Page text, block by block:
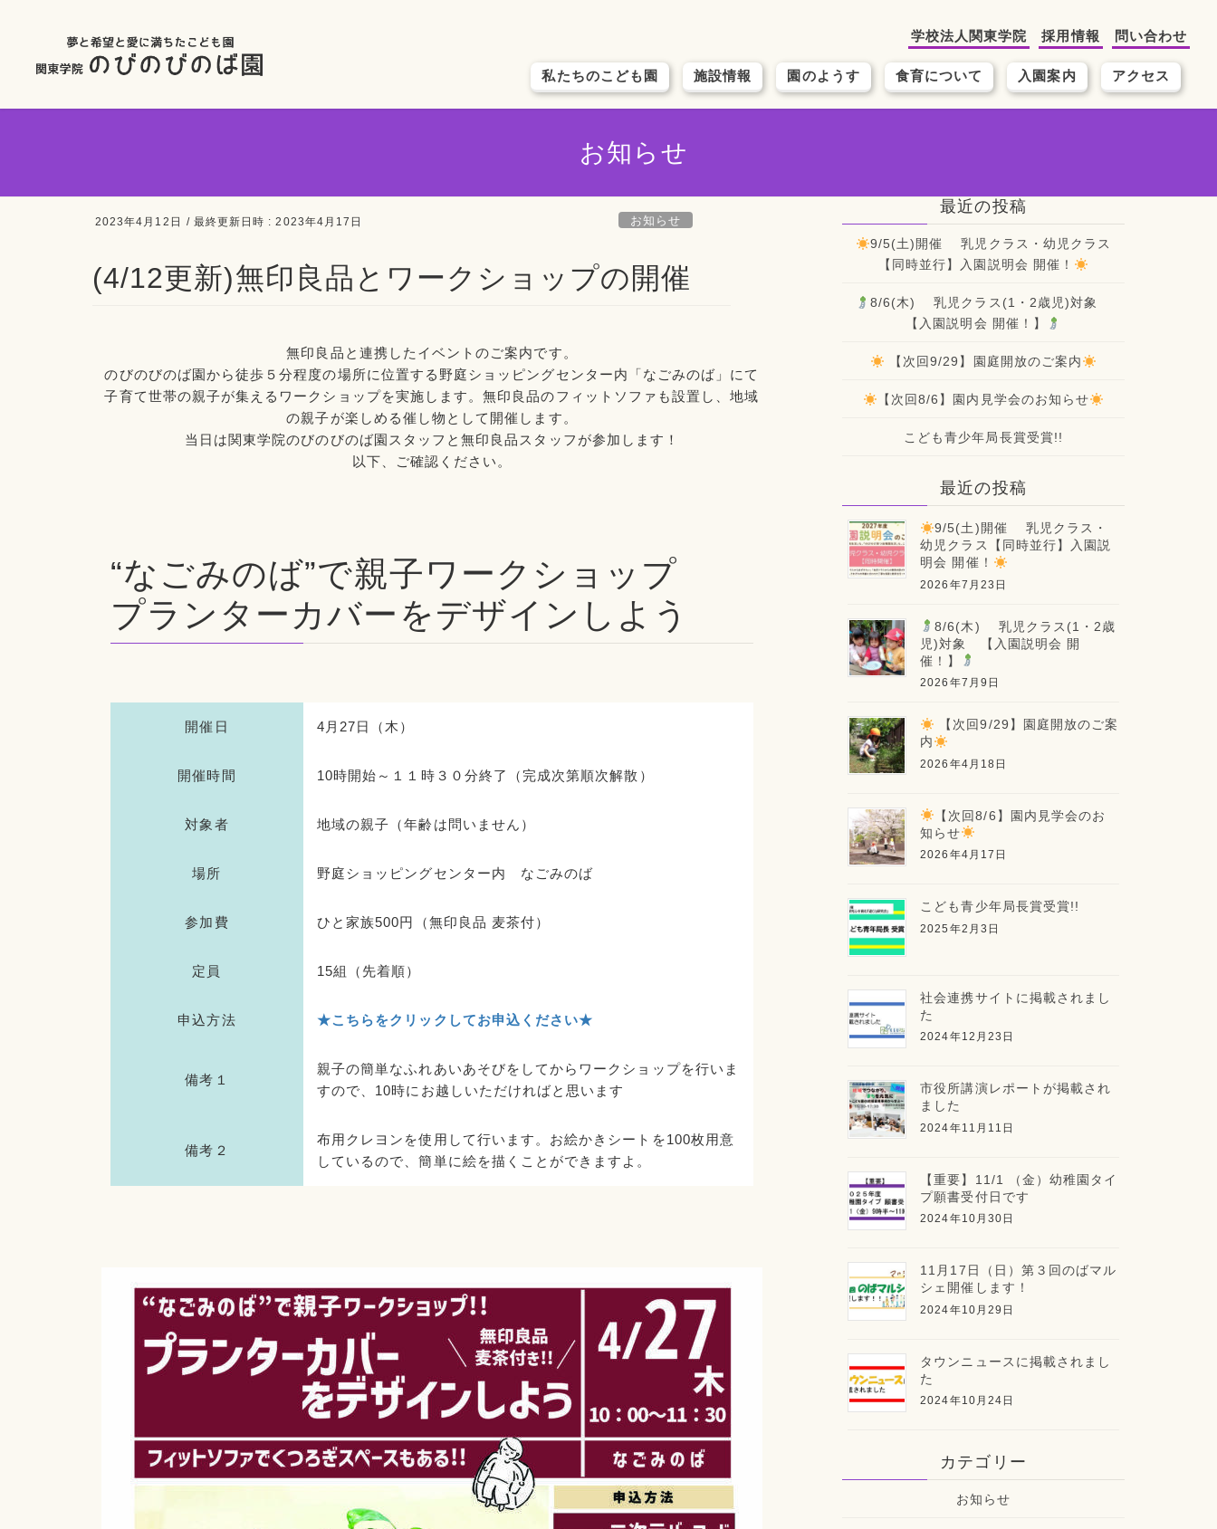
私たちのこども園 施設情報 園のようす 食育について 入園案内 アクセス
学校法人関東学院 採用情報 問い合わせ
お知らせ
2023年4月12日 / 最終更新日時 :2023年4月17日 お知らせ
(4/12更新)無印良品とワークショップの開催
無印良品と連携したイベントのご案内です。
のびのびのば園から徒歩５分程度の場所に位置する野庭ショッピングセンター内「なごみのば」にて
子育て世帯の親子が集えるワークショップを実施します。無印良品のフィットソファも設置し、地域
の親子が楽しめる催し物として開催します。
当日は関東学院のびのびのば園スタッフと無印良品スタッフが参加します！
以下、ご確認ください。
“なごみのば”で親子ワークショップ
プランターカバーをデザインしよう
開催日 4月27日（木）
開催時間 10時開始～１１時３０分終了（完成次第順次解散）
対象者 地域の親子（年齢は問いません）
場所 野庭ショッピングセンター内 なごみのば
参加費 ひと家族500円（無印良品 麦茶付）
定員 15組（先着順）
申込方法 ★こちらをクリックしてお申込ください★
備考１
親子の簡単なふれあいあそびをしてからワークショップを行いま
すので、10時にお越しいただければと思います
備考２
布用クレヨンを使用して行います。お絵かきシートを100枚用意
しているので、簡単に絵を描くことができますよ。
最近の投稿
9/5(土)開催 乳児クラス・幼児クラス
【同時並行】入園説明会 開催！
8/6(木) 乳児クラス(1・2歳児)対象
【入園説明会 開催！】
【次回9/29】園庭開放のご案内
【次回8/6】園内見学会のお知らせ
こども青少年局長賞受賞!!
最近の投稿
9/5(土)開催 乳児クラス・
幼児クラス【同時並行】入園説
明会 開催！
2026年7月23日
8/6(木) 乳児クラス(1・2歳
児)対象 【入園説明会 開
催！】
2026年7月9日
【次回9/29】園庭開放のご案
内
2026年4月18日
【次回8/6】園内見学会のお
知らせ
2026年4月17日
こども青少年局長賞受賞!!
2025年2月3日
社会連携サイトに掲載されまし
た
2024年12月23日
市役所講演レポートが掲載され
ました
2024年11月11日
【重要】11/1 （金）幼稚園タイ
プ願書受付日です
2024年10月30日
11月17日（日）第３回のばマル
シェ開催します！
2024年10月29日
タウンニュースに掲載されまし
た
2024年10月24日
カテゴリー
お知らせ